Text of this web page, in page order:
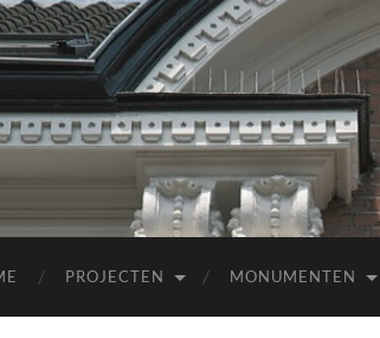
PROJECTEN MONUMENTEN